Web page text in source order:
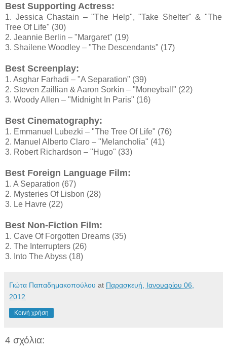
Best Supporting Actress:
1. Jessica Chastain – "The Help", "Take Shelter" & "The
Tree Of Life" (30)
2. Jeannie Berlin – "Margaret" (19)
3. Shailene Woodley – "The Descendants" (17)
Best Screenplay:
1. Asghar Farhadi – "A Separation" (39)
2. Steven Zaillian & Aaron Sorkin – "Moneyball" (22)
3. Woody Allen – "Midnight In Paris" (16)
Best Cinematography:
1. Emmanuel Lubezki – "The Tree Of Life" (76)
2. Manuel Alberto Claro – "Melancholia" (41)
3. Robert Richardson – "Hugo" (33)
Best Foreign Language Film:
1. A Separation (67)
2. Mysteries Of Lisbon (28)
3. Le Havre (22)
Best Non-Fiction Film:
1. Cave Of Forgotten Dreams (35)
2. The Interrupters (26)
3. Into The Abyss (18)
Γιώτα Παπαδημακοπούλου at Παρασκευή, Ιανουαρίου 06,
2012
Κοινή χρήση
4 σχόλια: